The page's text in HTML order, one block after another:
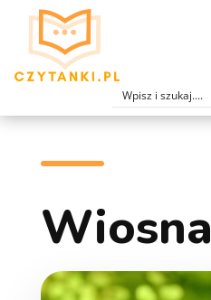
Wiosna